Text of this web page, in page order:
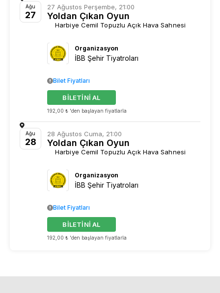
yönetmenlik katkısında bulundu. İstanbul Devlet
Tiyatrosu müdürü Osman Wöber'in istifası üzerine, 59.
Hükümet kültür bakanı Atilla Koç'a istifa çağrısında
aldı. Akbank Kültür Sanat Merkezi'nde Yeni Kuşak
Tiyatro'da yönetmekte, Londra'daki çalışmalarını
sürdürmektedir.
Ağu
27
27 Ağustos Perşembe, 21:00
Yoldan Çıkan Oyun
Harbiye Cemil Topuzlu Açık Hava Sahnesi
Organizasyon
İBB Şehir Tiyatroları
192,00 ₺ 'den başlayan fiyatlarla
BİLETİNİ AL
Bilet Fiyatları
Ağu
28
28 Ağustos Cuma, 21:00
Yoldan Çıkan Oyun
Harbiye Cemil Topuzlu Açık Hava Sahnesi
Organizasyon
İBB Şehir Tiyatroları
192,00 ₺ 'den başlayan fiyatlarla
BİLETİNİ AL
Bilet Fiyatları